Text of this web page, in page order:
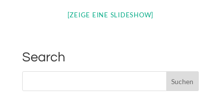
[ZEIGE EINE SLIDESHOW]
Search